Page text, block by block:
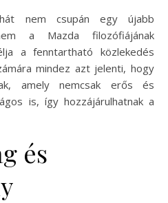
nem csupán egy újabb
a Mazda filozófiájának
a fenntartható közlekedés
mindez azt jelenti, hogy
amely nemcsak erős és
is, így hozzájárulhatnak a
és